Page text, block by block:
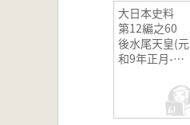
大日本史料
第12編之60
後水尾天皇(元
和9年正月-同